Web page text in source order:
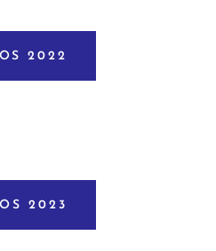
2022
2023